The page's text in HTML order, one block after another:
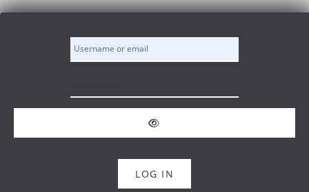
Saltar al contenido principal
Username or email
LOG IN